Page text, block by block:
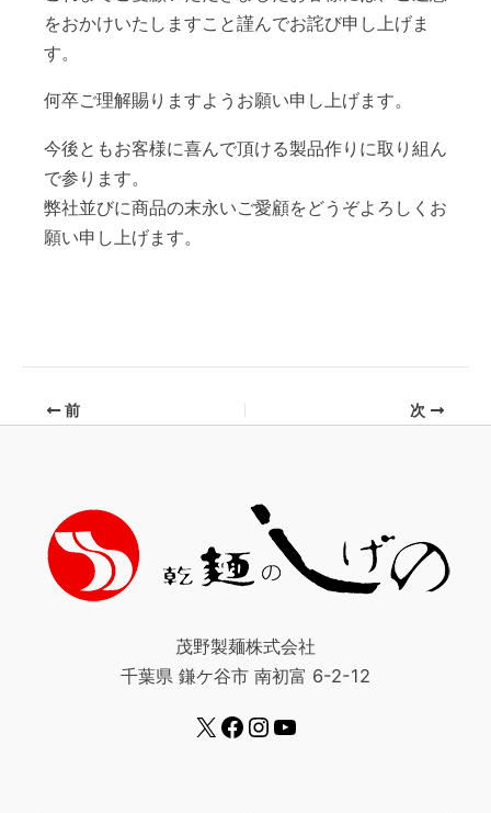
をおかけいたしますこと謹んでお詫び申し上げま
す。
何卒ご理解賜りますようお願い申し上げます。
今後ともお客様に喜んで頂ける製品作りに取り組ん
で参ります。
弊社並びに商品の末永いご愛顧をどうぞよろしくお
願い申し上げます。
前 次
茂野製麺株式会社
千葉県 鎌ケ谷市 南初富 6-2-12